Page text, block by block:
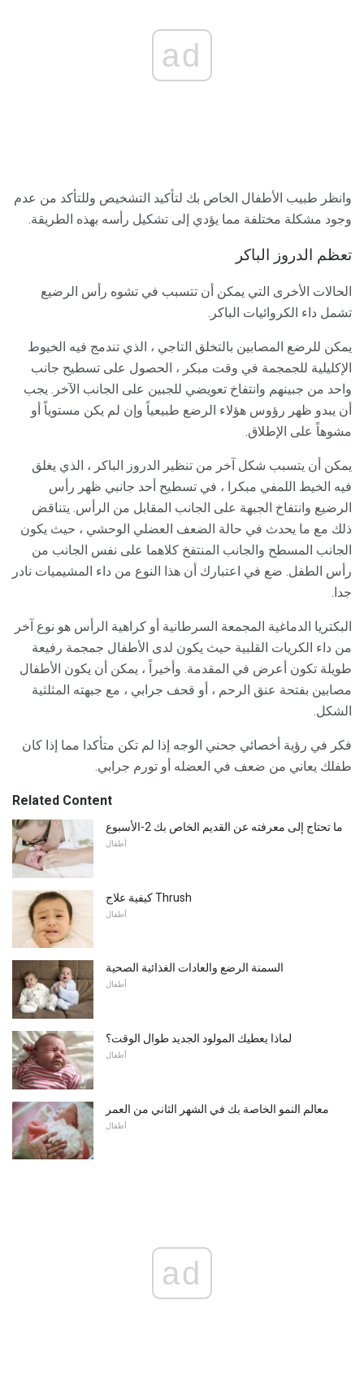
ad
وانظر طبيب الأطفال الخاص بك لتأكيد التشخيص وللتأكد من عدم
وجود مشكلة مختلفة مما يؤدي إلى تشكيل رأسه بهذه الطريقة.
تعظم الدروز الباكر
الحالات الأخرى التي يمكن أن تتسبب في تشوه رأس الرضيع
تشمل داء الكروائيات الباكر.
يمكن للرضع المصابين بالتخلق التاجي ، الذي تندمج فيه الخيوط
الإكليلية للجمجمة في وقت مبكر ، الحصول على تسطيح جانب
واحد من جبينهم وانتفاخ تعويضي للجبين على الجانب الآخر. يجب
أن يبدو ظهر رؤوس هؤلاء الرضع طبيعياً وإن لم يكن مستوياً أو
مشوهاً على الإطلاق.
يمكن أن يتسبب شكل آخر من تنظير الدروز الباكر ، الذي يغلق
فيه الخيط اللمفي مبكرا ، في تسطيح أحد جانبي ظهر رأس
الرضيع وانتفاخ الجبهة على الجانب المقابل من الرأس. يتناقض
ذلك مع ما يحدث في حالة الضعف العضلي الوحشي ، حيث يكون
الجانب المسطح والجانب المنتفخ كلاهما على نفس الجانب من
رأس الطفل. ضع في اعتبارك أن هذا النوع من داء المشيميات نادر
جدا.
البكتريا الدماغية المجمعة السرطانية أو كراهية الرأس هو نوع آخر
من داء الكريات القلبية حيث يكون لدى الأطفال جمجمة رفيعة
طويلة تكون أعرض في المقدمة. وأخيراً ، يمكن أن يكون الأطفال
مصابين بفتحة عنق الرحم ، أو قحف جرابي ، مع جبهته المثلثية
الشكل.
فكر في رؤية أخصائي جحني الوجه إذا لم تكن متأكدا مما إذا كان
طفلك يعاني من ضعف في العضله أو تورم جرابي.
Related Content
ما تحتاج إلى معرفته عن القديم الخاص بك 2-الأسبوع
أطفال
كيفية علاج Thrush
أطفال
السمنة الرضع والعادات الغذائية الصحية
أطفال
لماذا يعطيك المولود الجديد طوال الوقت؟
أطفال
معالم النمو الخاصة بك في الشهر الثاني من العمر
أطفال
ad